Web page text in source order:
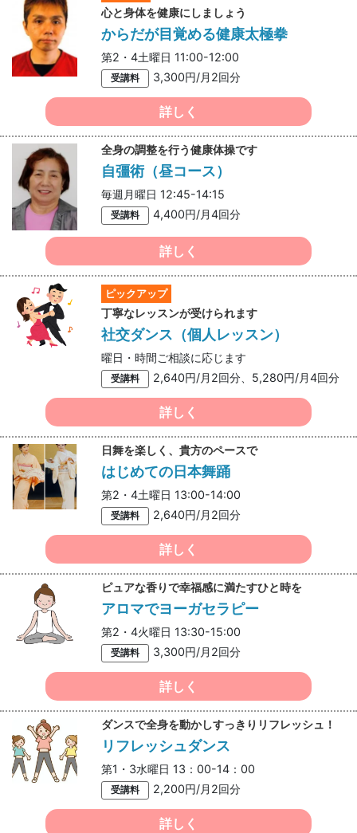
心と身体を健康にしましょう
からだが目覚める健康太極拳
第2・4土曜日 11:00-12:00
受講料 3,300円/月2回分
詳しく
全身の調整を行う健康体操です
自彊術（昼コース）
毎週月曜日 12:45-14:15
受講料 4,400円/月4回分
詳しく
ピックアップ
丁寧なレッスンが受けられます
社交ダンス（個人レッスン）
曜日・時間ご相談に応じます
受講料 2,640円/月2回分、5,280円/月4回分
詳しく
日舞を楽しく、貴方のペースで
はじめての日本舞踊
第2・4土曜日 13:00-14:00
受講料 2,640円/月2回分
詳しく
ピュアな香りで幸福感に満たすひと時を
アロマでヨーガセラピー
第2・4火曜日 13:30-15:00
受講料 3,300円/月2回分
詳しく
ダンスで全身を動かしすっきりリフレッシュ！
リフレッシュダンス
第1・3水曜日 13：00-14：00
受講料 2,200円/月2回分
詳しく